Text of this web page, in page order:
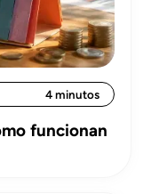
4 minutos
funcionan